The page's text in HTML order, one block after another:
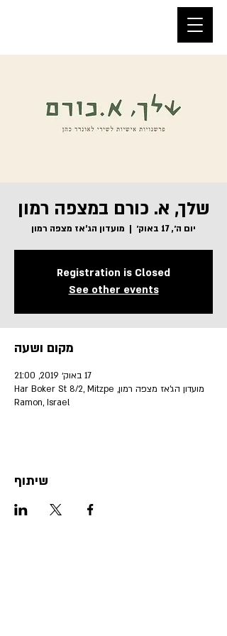
שלך, א. כורם במצפה רמון
יום ה׳, 17 באוק׳
  |
מועדון הג'אז מצפה רמון
Registration is Closed
See other events
מקום ושעה
17 באוק׳ 2019, 21:00
מועדון הג'אז מצפה רמון, Har Boker St 8/2, Mitzpe
Ramon, Israel
שיתוף